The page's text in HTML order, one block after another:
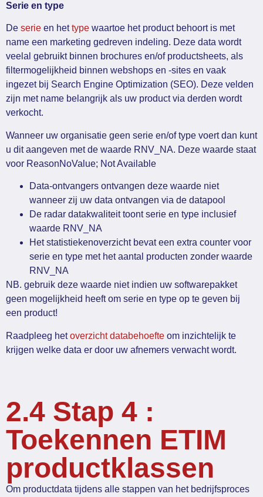
Serie en type
De serie en hettype waartoe het product behoort is met
name een marketing gedreven indeling. Deze data wordt
veelal gebruikt binnen brochures en/of productsheets, als
filtermogelijkheid binnen webshops en -sites en vaak
ingezet bij Search Engine Optimization (SEO). Deze velden
zijn met name belangrijk als uw product via derden wordt
verkocht.
Wanneer uw organisatie geen serie en/of type voert dan kunt
u dit aangeven met de waarde RNV_NA. Deze waarde staat
voor ReasonNoValue; Not Available
Data-ontvangers ontvangen deze waarde niet
wanneer zij uw data ontvangen via de datapool
De radar datakwaliteit toont serie en type inclusief
waarde RNV_NA
Het statistiekenoverzicht bevat een extra counter voor
serie en type met het aantal producten zonder waarde
RNV_NA
NB. gebruik deze waarde niet indien uw softwarepakket
geen mogelijkheid heeft om serie en type op te geven bij
een product!
Raadpleeg hetoverzicht databehoefte om inzichtelijk te
krijgen welke data er door uw afnemers verwacht wordt.
2.4 Stap 4 :
Toekennen ETIM
productklassen
Om productdata tijdens alle stappen van het bedrijfsproces